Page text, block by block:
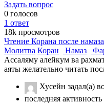
Задать вопрос
0 голосов
1 ответ
18k просмотров
Чтение Корана после намаза
Молитва Коран Намаз
Ассаляму алейкум ва
аяты желательно читать
Хусейн задал(а)
последняя активность